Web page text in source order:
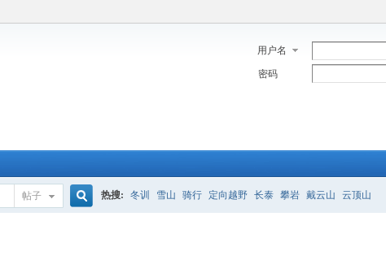
用户名
密码
帖子 热搜: 冬训 雪山 骑行 定向越野 长泰 攀岩 戴云山 云顶山